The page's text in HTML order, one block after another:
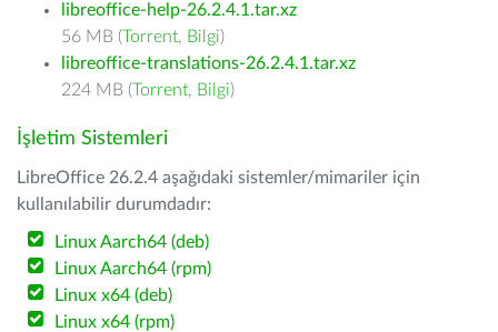
libreoffice-help-26.2.4.1.tar.xz
56 MB (Torrent, Bilgi)
libreoffice-translations-26.2.4.1.tar.xz
224 MB (Torrent, Bilgi)
İşletim Sistemleri
LibreOffice 26.2.4 aşağıdaki sistemler/mimariler için
kullanılabilir durumdadır:
Linux Aarch64 (deb)
Linux Aarch64 (rpm)
Linux x64 (deb)
Linux x64 (rpm)